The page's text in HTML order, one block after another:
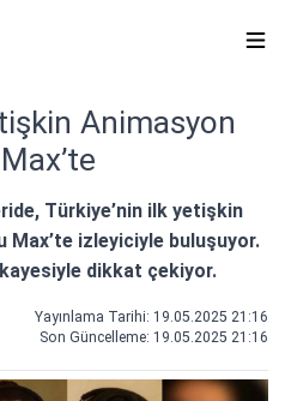
Animasyon
Türkiye’nin ilk yetişkin
Max’te izleyiciyle buluşuyor.
dikkat çekiyor.
Yayınlama Tarihi: 19.05.2025 21:16
Son Güncelleme: 19.05.2025 21:16